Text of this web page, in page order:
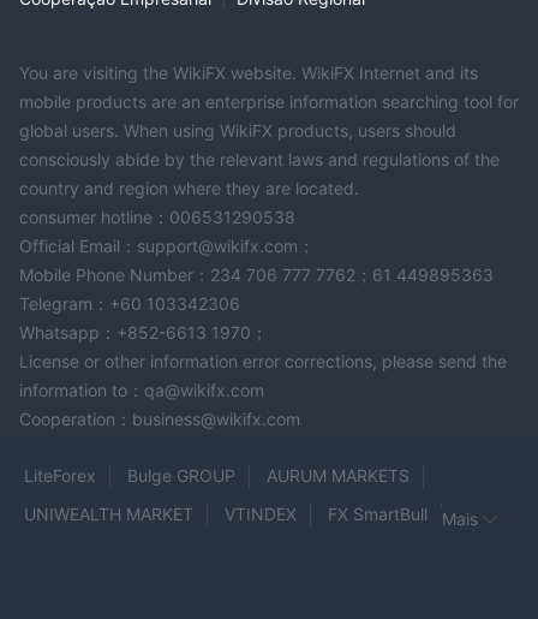
You are visiting the WikiFX website. WikiFX Internet and its
mobile products are an enterprise information searching tool for
global users. When using WikiFX products, users should
consciously abide by the relevant laws and regulations of the
country and region where they are located.
consumer hotline：006531290538
Official Email：support@wikifx.com；
Mobile Phone Number：234 706 777 7762；61 449895363
Telegram：+60 103342306
Whatsapp：+852-6613 1970；
License or other information error corrections, please send the
information to：qa@wikifx.com
Cooperation：business@wikifx.com
LiteForex Bulge GROUP
AURUM MARKETS
UNIWEALTH MARKET
VTINDEX
FX SmartBull
Mais